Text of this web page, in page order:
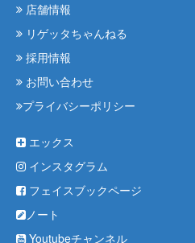
店舗情報
リゲッタちゃんねる
採用情報
お問い合わせ
プライバシーポリシー
エックス
インスタグラム
フェイスブックページ
ノート
Youtubeチャンネル